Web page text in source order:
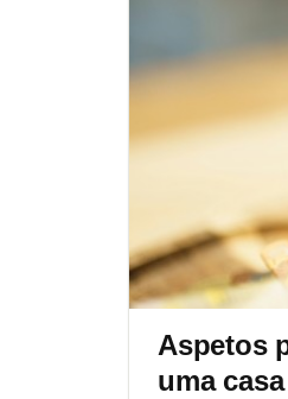
Aspetos
uma casa